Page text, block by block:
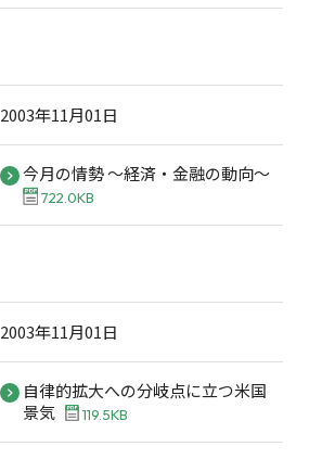
2003年11月01日
今月の情勢 ～経済・金融の動向～
722.0KB
2003年11月01日
自律的拡大への分岐点に立つ米国
景気
119.5KB